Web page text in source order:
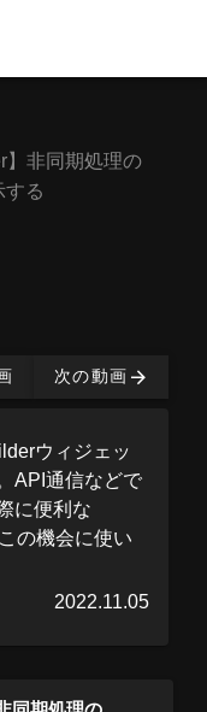
】非同期処理の
する
次の動画
ウィジェッ
API通信などで
に便利な
の機会に使い
2022.11.05